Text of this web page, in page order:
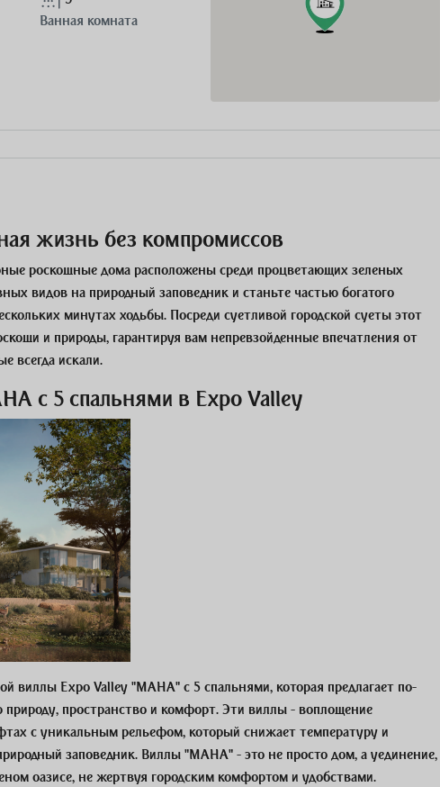
Ванная комната
жизнь без компромиссов
роскошные дома расположены среди процветающих зеленых
видов на природный заповедник и станьте частью богатого
минутах ходьбы. Посреди суетливой городской суеты этот
и природы, гарантируя вам непревзойденные впечатления от
всегда искали.
с 5 спальнями в Expo Valley
виллы Expo Valley "MAHA" с 5 спальнями, которая предлагает по-
пространство и комфорт. Эти виллы - воплощение
с уникальным рельефом, который снижает температуру и
заповедник. Виллы "MAHA" - это не просто дом, а уединение,
оазисе, не жертвуя городским комфортом и удобствами.